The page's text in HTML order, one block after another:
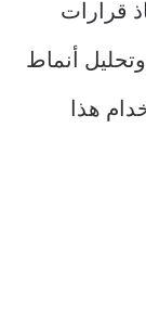
قرارات
وتحليل أنماط
هذا